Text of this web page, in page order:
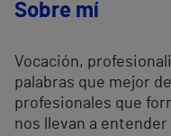
Sobre mí
Vocación,
palabras que mejor
profesionales que
nos llevan a